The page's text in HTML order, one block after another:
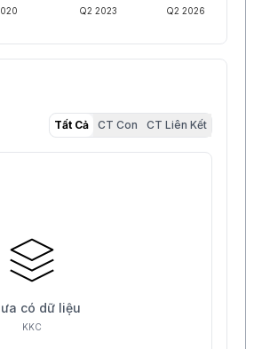
Q2 2023 Q2 2026
Tất Cả CT Con CT Liên Kết
có dữ liệu
KKC